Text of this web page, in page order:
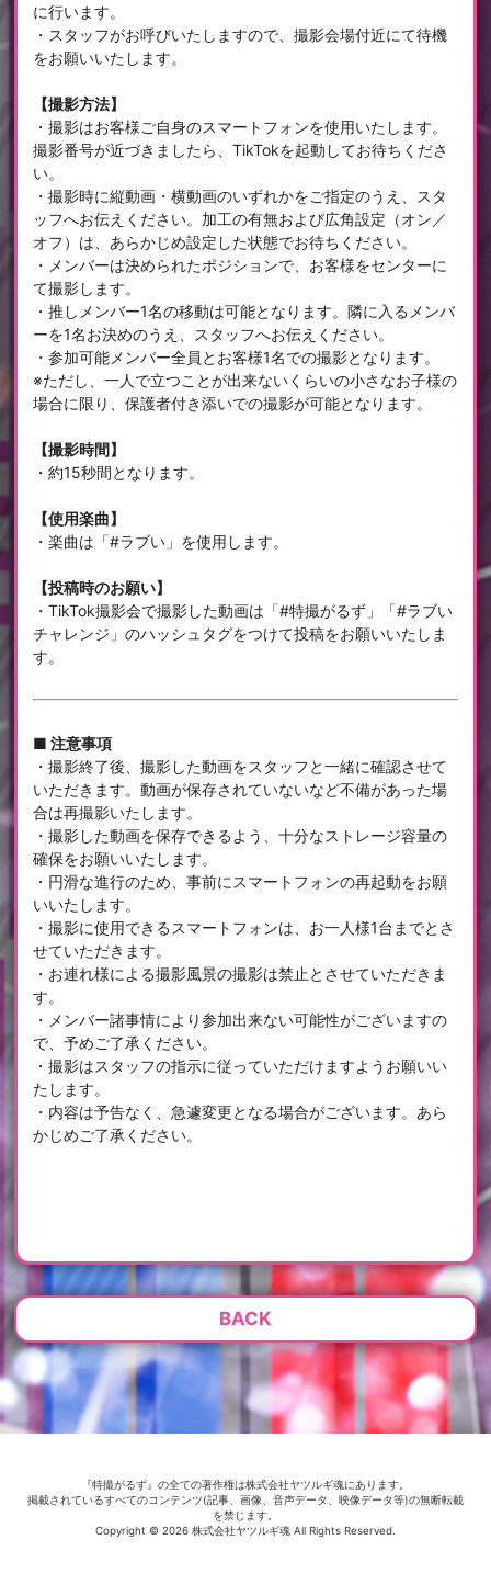
に行います。
・スタッフがお呼びいたしますので、撮影会場付近にて待機
をお願いいたします。
【撮影方法】
・撮影はお客様ご自身のスマートフォンを使用いたします。
撮影番号が近づきましたら、TikTokを起動してお待ちくださ
い。
・撮影時に縦動画・横動画のいずれかをご指定のうえ、スタ
ッフへお伝えください。加工の有無および広角設定（オン／
オフ）は、あらかじめ設定した状態でお待ちください。
・メンバーは決められたポジションで、お客様をセンターに
て撮影します。
・推しメンバー1名の移動は可能となります。隣に入るメンバ
ーを1名お決めのうえ、スタッフへお伝えください。
・参加可能メンバー全員とお客様1名での撮影となります。
※ただし、一人で立つことが出来ないくらいの小さなお子様の
場合に限り、保護者付き添いでの撮影が可能となります。
【撮影時間】
・約15秒間となります。
【使用楽曲】
・楽曲は「#ラブい」を使用します。
【投稿時のお願い】
・TikTok撮影会で撮影した動画は「#特撮がるず」「#ラブい
チャレンジ」のハッシュタグをつけて投稿をお願いいたしま
す。
■ 注意事項
・撮影終了後、撮影した動画をスタッフと一緒に確認させて
いただきます。動画が保存されていないなど不備があった場
合は再撮影いたします。
・撮影した動画を保存できるよう、十分なストレージ容量の
確保をお願いいたします。
・円滑な進行のため、事前にスマートフォンの再起動をお願
いいたします。
・撮影に使用できるスマートフォンは、お一人様1台までとさ
せていただきます。
・お連れ様による撮影風景の撮影は禁止とさせていただきま
す。
・メンバー諸事情により参加出来ない可能性がございますの
で、予めご了承ください。
・撮影はスタッフの指示に従っていただけますようお願いい
たします。
・内容は予告なく、急遽変更となる場合がございます。あら
かじめご了承ください。
BACK
『特撮がるず』の全ての著作権は株式会社ヤツルギ魂にあります。
掲載されているすべてのコンテンツ(記事、画像、音声データ、映像データ等)の無断転載
を禁じます。
Copyright © 2026 株式会社ヤツルギ魂 All Rights Reserved.